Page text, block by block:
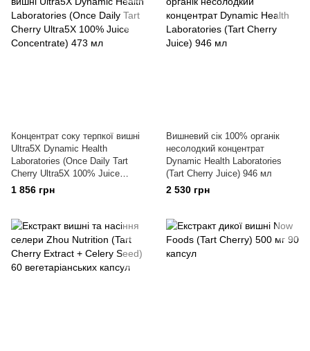
Концентрат соку терпкої вишні
Ultra5X Dynamic Health
Laboratories (Once Daily Tart
Cherry Ultra5X 100% Juice
Concentrate) 473 мл
1 856 грн
Вишневий сік 100% органік
несолодкий концентрат
Dynamic Health Laboratories
(Tart Cherry Juice) 946 мл
2 530 грн